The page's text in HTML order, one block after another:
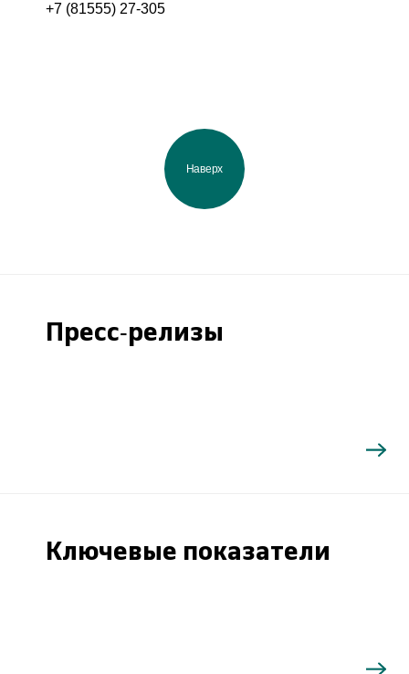
+7 (81555) 27-305
Наверх
Пресс-релизы
Ключевые показатели